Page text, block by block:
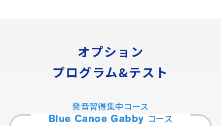
オプション
プログラム&テスト
発音習得集中コース
Blue Canoe Gabby コース